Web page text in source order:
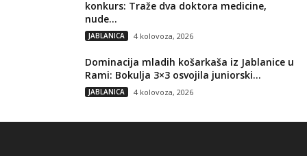
konkurs: Traže dva doktora medicine,
nude...
JABLANICA 4 kolovoza, 2026
Dominacija mladih košarkaša iz Jablanice u
Rami: Bokulja 3×3 osvojila juniorski...
JABLANICA 4 kolovoza, 2026